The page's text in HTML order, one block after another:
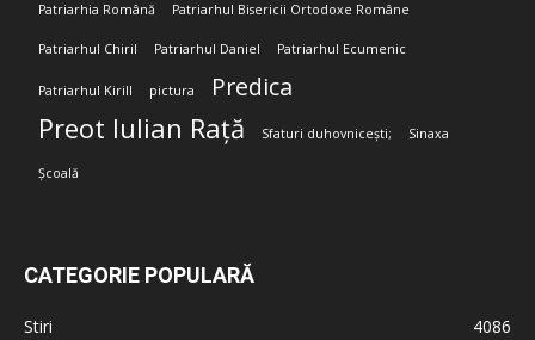
Patriarhia Română Patriarhul Bisericii Ortodoxe Române
Patriarhul Chiril Patriarhul Daniel Patriarhul Ecumenic
Patriarhul Kirill pictura Predica
Preot Iulian Rață Sfaturi duhovnicești; Sinaxa
Școală
CATEGORIE POPULARĂ
Stiri
4086